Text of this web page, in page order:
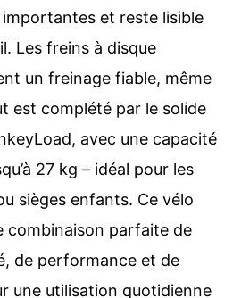
et reste lisible
Les freins à disque
un freinage fiable, même
est complété par le solide
avec une capacité
27 kg – idéal pour les
sièges enfants. Ce vélo
combinaison parfaite de
de performance et de
une utilisation quotidienne